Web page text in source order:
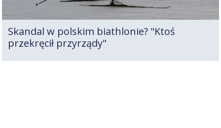
Skandal w polskim biathlonie? "Ktoś
przekręcił przyrządy"